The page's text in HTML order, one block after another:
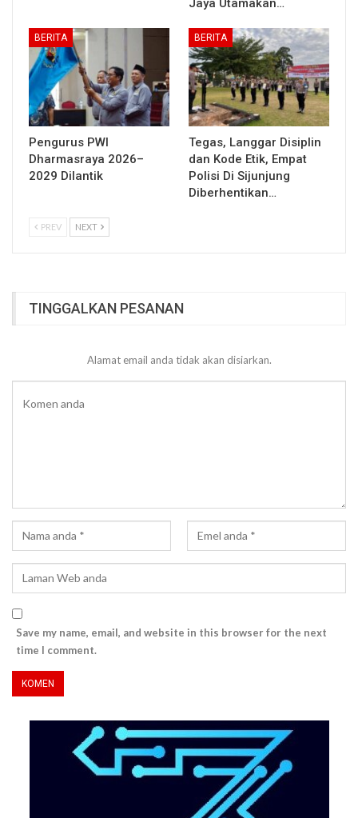
Jaya Utamakan…
BERITA
Pengurus PWI
Dharmasraya 2026–
2029 Dilantik
BERITA
Tegas, Langgar Disiplin
dan Kode Etik, Empat
Polisi Di Sijunjung
Diberhentikan…
PREV NEXT
TINGGALKAN PESANAN
Alamat email anda tidak akan disiarkan.
Save my name, email, and website in this browser for the next
time I comment.